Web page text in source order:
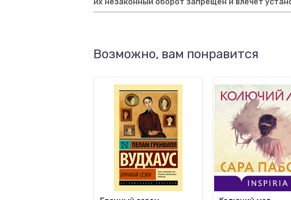
Возможно, вам понравится